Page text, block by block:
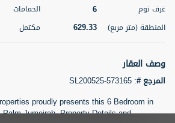
22 المعروض
غير مفروش /ة
اسم الوسيط
TATIANA VEBER
رقم الوسيط
5 أشهر +
غرف نوم 6 الحمامات
المنطقة (متر مربع) 629.33 مكتمل
وصف العقار
المرجع #:
SL200525-573165
proudly presents this 6 Bedroom in
Jumeirah. Property Details and
تصفية